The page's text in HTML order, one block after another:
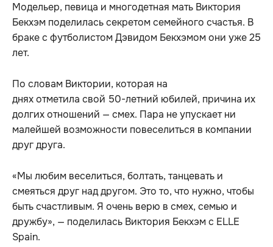
Модельер, певица и многодетная мать Виктория
Бекхэм поделилась секретом семейного счастья. В
браке с футболистом Дэвидом Бекхэмом они уже 25
лет.
По словам Виктории, которая на
днях отметила свой 50-летний юбилей, причина их
долгих отношений — смех. Пара не упускает ни
малейшей возможности повеселиться в компании
друг друга.
«Мы любим веселиться, болтать, танцевать и
смеяться друг над другом. Это то, что нужно, чтобы
быть счастливым. Я очень верю в смех, семью и
дружбу», — поделилась Виктория Бекхэм с ELLE
Spain.